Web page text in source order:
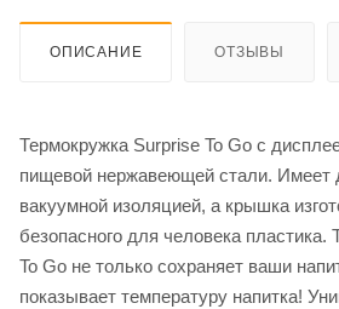
ОПИСАНИЕ ОТЗЫВЫ
Термокружка Surprise To Go с
пищевой нержавеющей стали. Имеет
вакуумной изоляцией, а крышка
безопасного для человека пластика.
To Go не только сохраняет ваши
показывает температуру напитка!